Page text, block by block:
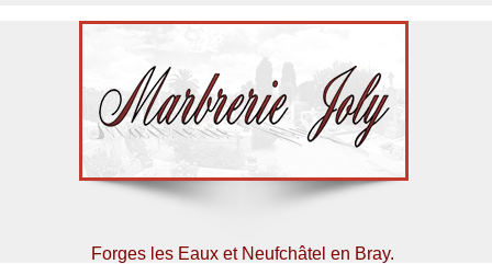
Forges les Eaux et Neufchâtel en Bray.